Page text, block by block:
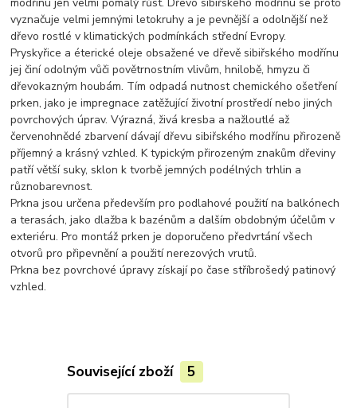
vyznačuje velmi jemnými letokruhy a je pevnější a odolnější než
dřevo rostlé v klimatických podmínkách střední Evropy.
Pryskyřice a éterické oleje obsažené ve dřevě sibiřského modřínu
jej činí odolným vůči povětrnostním vlivům, hnilobě, hmyzu či
dřevokazným houbám. Tím odpadá nutnost chemického ošetření
prken, jako je impregnace zatěžující životní prostředí nebo jiných
povrchových úprav. Výrazná, živá kresba a nažloutlé až
červenohnědé zbarvení dávají dřevu sibiřského modřínu přirozeně
příjemný a krásný vzhled. K typickým přirozeným znakům dřeviny
patří větší suky, sklon k tvorbě jemných podélných trhlin a
různobarevnost.
Prkna jsou určena především pro podlahové použití na balkónech
a terasách, jako dlažba k bazénům a dalším obdobným účelům v
exteriéru. Pro montáž prken je doporučeno předvrtání všech
otvorů pro připevnění a použití nerezových vrutů.
Prkna bez povrchové úpravy získají po čase stříbrošedý patinový
vzhled.
Související zboží 5